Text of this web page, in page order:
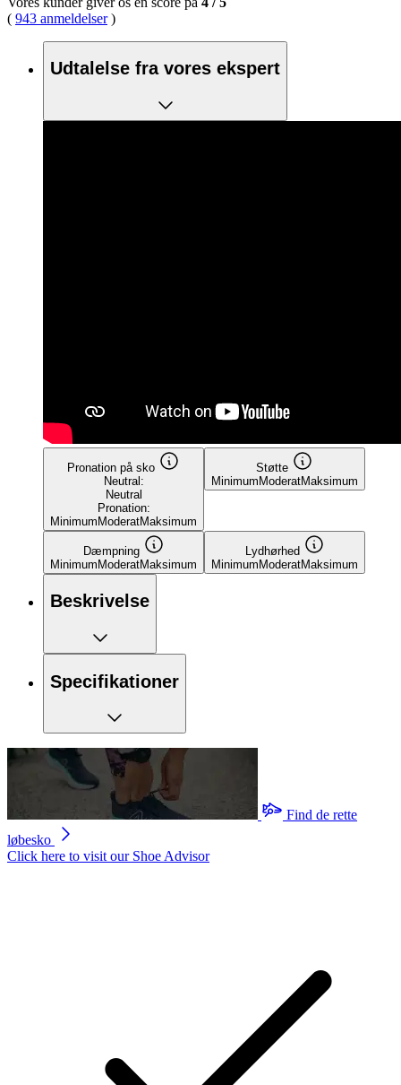
( 943 anmeldelser)
Udtalelse fra vores ekspert
Pronation på sko
Neutral:
Neutral
Pronation:
Minimum ModeratMaksimum
Støtte
Minimum ModeratMaksimum
Dæmpning
Minimum ModeratMaksimum
Lydhørhed
Minimum ModeratMaksimum
Beskrivelse
Specifikationer
Find de rette
løbesko
Click here to visit our Shoe Advisor